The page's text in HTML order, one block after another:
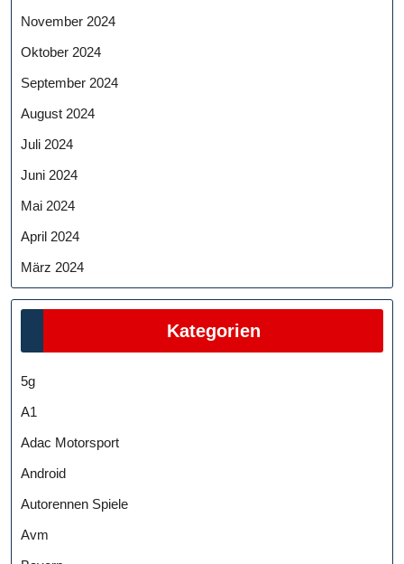
November 2024
Oktober 2024
September 2024
August 2024
Juli 2024
Juni 2024
Mai 2024
April 2024
März 2024
Kategorien
5g
A1
Adac Motorsport
Android
Autorennen Spiele
Avm